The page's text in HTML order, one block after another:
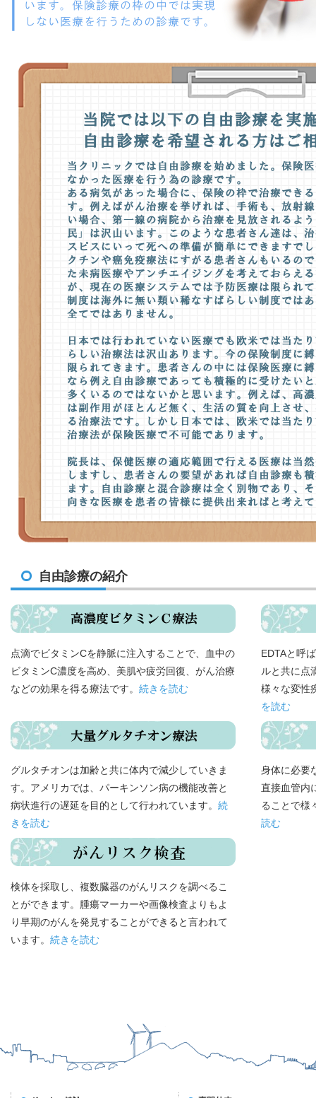
自由診療の紹介
点滴でビタミンCを静脈に注入することで、血中の
ビタミンC濃度を高め、美肌や疲労回復、がん治療
などの効果を得る療法です。 続きを読む
EDTAと呼
ルと共に点
様々な変性
を読む
グルタチオンは加齢と共に体内で減少していきま
す。アメリカでは、パーキンソン病の機能改善と
病状進行の遅延を目的として行われています。 続
きを読む
身体に必要
直接血管内
ることで様
読む
検体を採取し、複数臓器のがんリスクを調べるこ
とができます。腫瘍マーカーや画像検査よりもよ
り早期のがんを発見することができると言われて
います。 続きを読む